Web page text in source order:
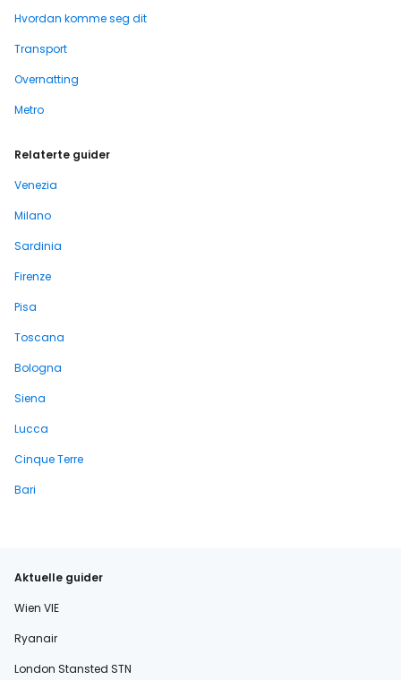
Hvordan komme seg dit
Transport
Overnatting
Metro
Relaterte guider
Venezia
Milano
Sardinia
Firenze
Pisa
Toscana
Bologna
Siena
Lucca
Cinque Terre
Bari
Aktuelle guider
Wien VIE
Ryanair
London Stansted STN